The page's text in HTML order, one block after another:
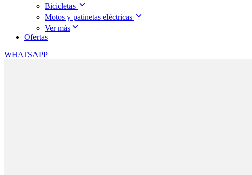
Bicicletas
Motos y patinetas eléctricas
Ver más
Ofertas
WHATSAPP